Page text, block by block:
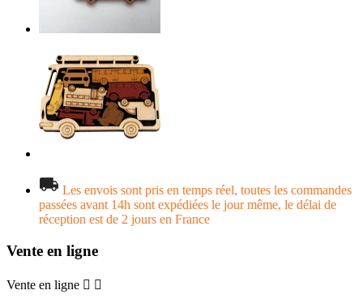
Les envois sont pris en temps réel, toutes les commandes
passées avant 14h sont expédiées le jour même, le délai de
réception est de 2 jours en France
Vente en ligne
Vente en ligne  